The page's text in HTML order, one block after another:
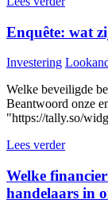
Enquête: wat
Investering
Welke beveiligde
Beantwoord onze
"https://tally.so/
Lees verder
Welke
handelaars in